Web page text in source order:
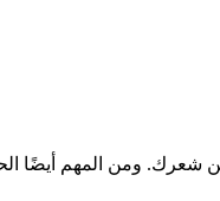
الإمكان وإذا اضطررت لاستخدامه حافظ على مجفف